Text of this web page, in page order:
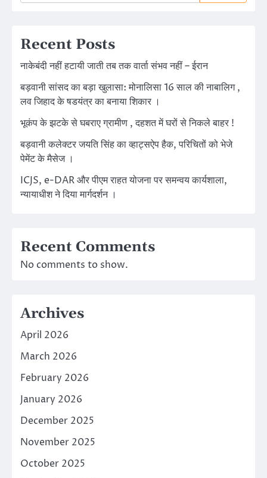
Recent Posts
नाकेबंदी नहीं हटायी जाती तब तक वार्ता संभव नहीं – ईरान
बड़वानी सांसद का बड़ा खुलासा: मोनालिसा 16 साल की नाबालिग ,
लव जिहाद के षडयंत्र का बनाया शिकार ।
भूकंप के झटके से घबराए ग्रामीण , दहशत में घरों से निकले बाहर !
बड़वानी कलेक्टर जयति सिंह का व्हाट्सऐप हैक, परिचितों को भेजे
पेमेंट के मैसेज ।
ICJS, e-DAR और पीएम राहत योजना पर समन्वय कार्यशाला,
न्यायाधीश ने दिया मार्गदर्शन ।
Recent Comments
No comments to show.
Archives
April 2026
March 2026
February 2026
January 2026
December 2025
November 2025
October 2025